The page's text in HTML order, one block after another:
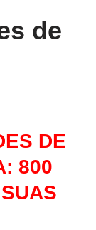
de
DE
800